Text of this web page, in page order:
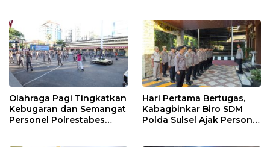
Olahraga Pagi Tingkatkan
Kebugaran dan Semangat
Personel Polrestabes
Hari Pertama Bertugas,
Kabagbinkar Biro SDM
Polda Sulsel Ajak Personel